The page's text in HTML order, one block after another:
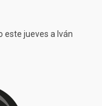
este jueves a Iván